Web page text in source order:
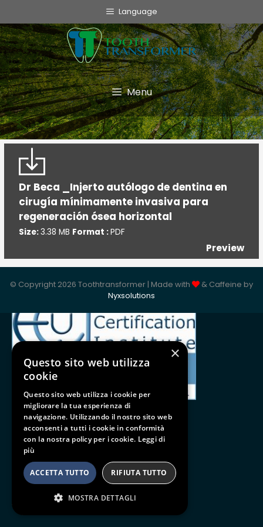
Language
Menu
Dr Beca _Injerto autólogo de dentina en
cirugía mínimamente invasiva para
regeneración ósea horizontal
Size:3.38 MB Format :PDF
Preview
Tooth Transformer system ®
The Device
Grinder
Monouso
TT Fairy
Informative
Cookie Policy
Privacy Policy
Politica della Qualità
Follow us
BE SOCIAL
© Copyright 2026 Toothtransformer | Made with
& Caffeine by
Nyxsolutions
×
Questo sito web utilizza
cookie
Questo sito web utilizza i cookie per
migliorare la tua esperienza di
navigazione. Utilizzando il nostro sito web
acconsenti a tutti i cookie in conformità
con la nostra policy per i cookie. Leggi di
più
ACCETTA TUTTO RIFIUTA TUTTO
MOSTRA DETTAGLI